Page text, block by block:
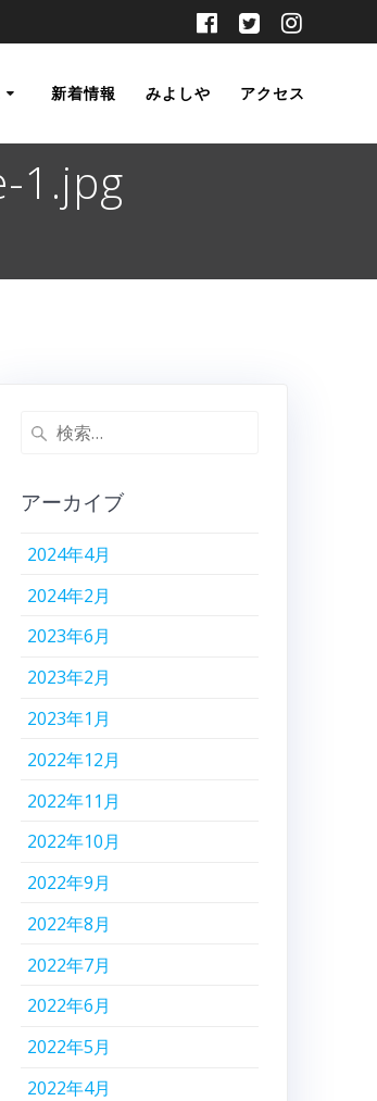
新着情報 みよしや アクセス
1.jpg
検
アーカイブ
2024年4月
2024年2月
2023年6月
2023年2月
2023年1月
2022年12月
2022年11月
2022年10月
2022年9月
2022年8月
2022年7月
2022年6月
2022年5月
2022年4月